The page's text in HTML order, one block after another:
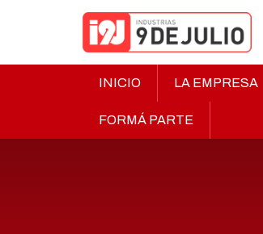
INICIO LA EMPRESA
FORMÁ PARTE